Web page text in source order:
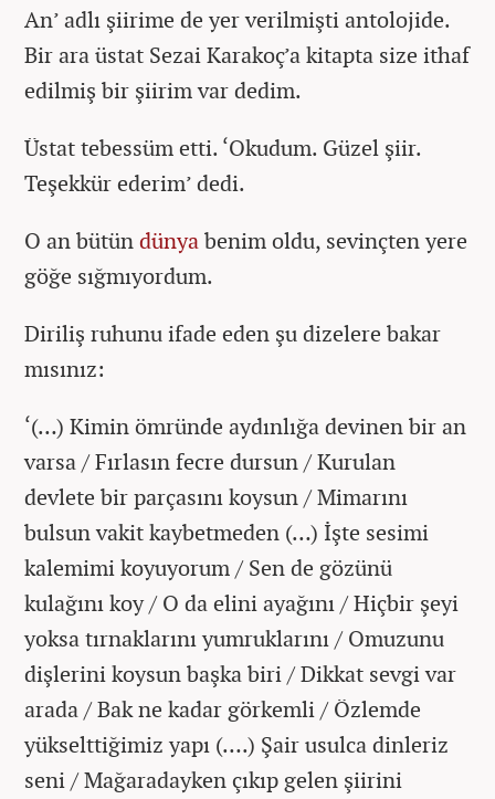
An’ adlı şiirime de yer verilmişti antolojide.
Bir ara üstat Sezai Karakoç’a kitapta size ithaf
edilmiş bir şiirim var dedim.
Üstat tebessüm etti. ‘Okudum. Güzel şiir.
Teşekkür ederim’ dedi.
O an bütündünyabenim oldu, sevinçten yere
göğe sığmıyordum.
Diriliş ruhunu ifade eden şu dizelere bakar
mısınız:
‘(…) Kimin ömründe aydınlığa devinen bir an
varsa / Fırlasın fecre dursun / Kurulan
devlete bir parçasını koysun / Mimarını
bulsun vakit kaybetmeden (…) İşte sesimi
kalemimi koyuyorum / Sen de gözünü
kulağını koy / O da elini ayağını / Hiçbir şeyi
yoksa tırnaklarını yumruklarını / Omuzunu
dişlerini koysun başka biri / Dikkat sevgi var
arada / Bak ne kadar görkemli / Özlemde
yükselttiğimiz yapı (….) Şair usulca dinleriz
seni / Mağaradayken çıkıp gelen şiirini